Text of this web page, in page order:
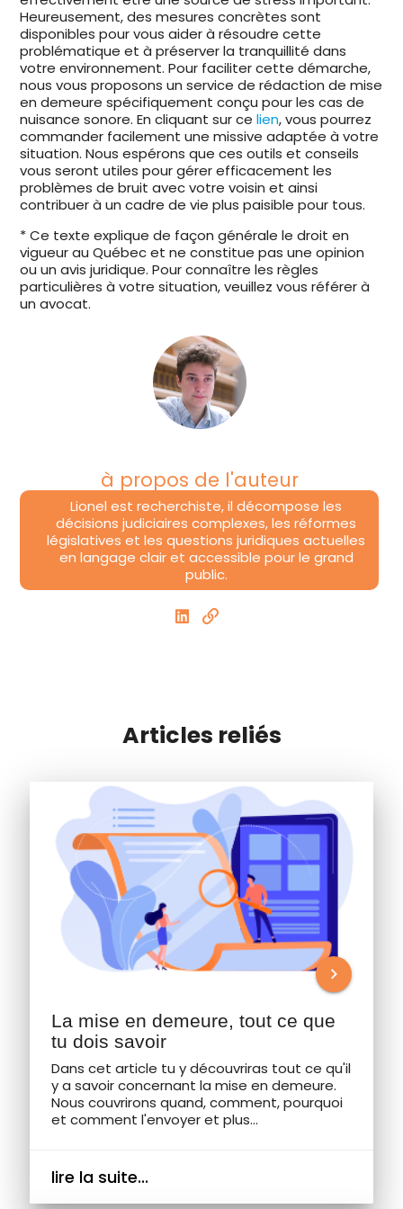
Heureusement, des mesures concrètes sont
disponibles pour vous aider à résoudre cette
problématique et à préserver la tranquillité dans
votre environnement. Pour faciliter cette démarche,
nous vous proposons un service de rédaction de mise
en demeure spécifiquement conçu pour les cas de
nuisance sonore. En cliquant sur celien, vous pourrez
commander facilement une missive adaptée à votre
situation. Nous espérons que ces outils et conseils
vous seront utiles pour gérer efficacement les
problèmes de bruit avec votre voisin et ainsi
contribuer à un cadre de vie plus paisible pour tous.
* Ce texte explique de façon générale le droit en
vigueur au Québec et ne constitue pas une opinion
ou un avis juridique. Pour connaître les règles
particulières à votre situation, veuillez vous référer à
un avocat.
à propos de l'auteur
Lionel est recherchiste, il décompose les
décisions judiciaires complexes, les réformes
législatives et les questions juridiques actuelles
en langage clair et accessible pour le grand
public.
Articles reliés
chevron_right
La mise en demeure, tout ce que
tu dois savoir
Dans cet article tu y découvriras tout ce qu'il
y a savoir concernant la mise en demeure.
Nous couvrirons quand, comment, pourquoi
et comment l'envoyer et plus...
lire la suite...